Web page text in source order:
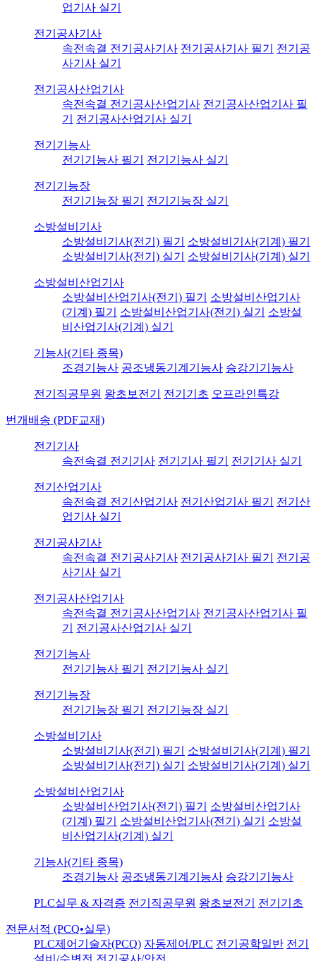
업기사 실기
전기공사기사
속전속결 전기공사기사 전기공사기사 필기
전기공
사기사 실기
전기공사산업기사
속전속결 전기공사산업기사 전기공사산업기사 필
기
전기공사산업기사 실기
전기기능사
전기기능사 필기
전기기능사 실기
전기기능장
전기기능장 필기
전기기능장 실기
소방설비기사
소방설비기사(전기) 필기
소방설비기사(기계) 필기
소방설비기사(전기) 실기
소방설비기사(기계) 실기
소방설비산업기사
소방설비산업기사(전기) 필기
소방설비산업기사
(기계) 필기
소방설비산업기사(전기) 실기
소방설
비산업기사(기계) 실기
기능사(기타 종목)
조경기능사 공조냉동기계기능사 승강기기능사
전기직공무원 왕초보전기 전기기초 오프라인특강
번개배송 (PDF교재)
전기기사
속전속결 전기기사 전기기사 필기 전기기사 실기
전기산업기사
속전속결 전기산업기사 전기산업기사 필기
전기산
업기사 실기
전기공사기사
속전속결 전기공사기사 전기공사기사 필기
전기공
사기사 실기
전기공사산업기사
속전속결 전기공사산업기사 전기공사산업기사 필
기
전기공사산업기사 실기
전기기능사
전기기능사 필기
전기기능사 실기
전기기능장
전기기능장 필기
전기기능장 실기
소방설비기사
소방설비기사(전기) 필기
소방설비기사(기계) 필기
소방설비기사(전기) 실기
소방설비기사(기계) 실기
소방설비산업기사
소방설비산업기사(전기) 필기
소방설비산업기사
(기계) 필기
소방설비산업기사(전기) 실기
소방설
비산업기사(기계) 실기
기능사(기타 종목)
조경기능사 공조냉동기계기능사 승강기기능사
PLC실무 & 자격증 전기직공무원 왕초보전기 전기기초
전문서적 (PCQ•실무)
PLC제어기술자(PCQ) 자동제어/PLC 전기공학일반 전기